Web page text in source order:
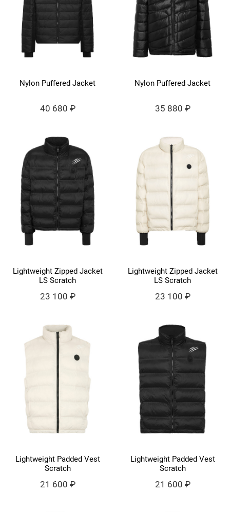
Nylon Puffered Jacket
40 680 ₽
Nylon Puffered Jacket
35 880 ₽
Lightweight Zipped Jacket
LS Scratch
23 100 ₽
Lightweight Zipped Jacket
LS Scratch
23 100 ₽
Lightweight Padded Vest
Scratch
21 600 ₽
Lightweight Padded Vest
Scratch
21 600 ₽